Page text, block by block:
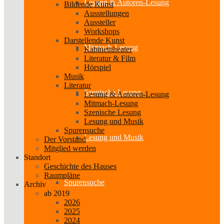
Lesung & Autoren-Lesung
Mitmach-Lesung
Szenische Lesung
Lesung und Musik
Spurensuche
Bildende Kunst
Ausstellungen
Aussteller
Workshops
Darstellende Kunst
Kabinetttheater
Literatur & Film
Hörspiel
Musik
Literatur
Lesung & Autoren-Lesung
Mitmach-Lesung
Szenische Lesung
Lesung und Musik
Spurensuche
Der Vorstand
Mitglied werden
Standort
Geschichte des Hauses
Raumpläne
Archiv
ab 2019
2026
2025
2024